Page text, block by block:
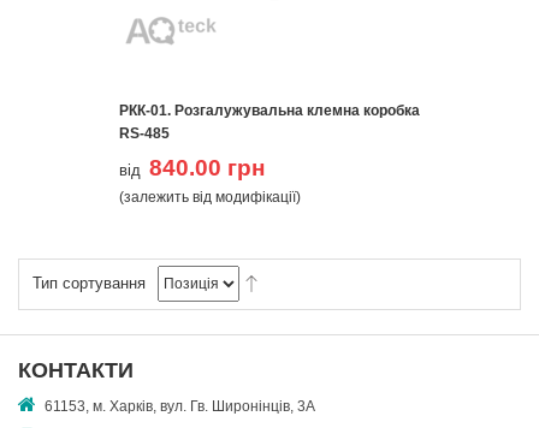
РКК-01. Розгалужувальна клемна коробка
RS-485
від 840.00 грн
(залежить від модифікації)
Тип сортування
КОНТАКТИ
61153, м. Харків, вул. Гв. Широнінців, 3А